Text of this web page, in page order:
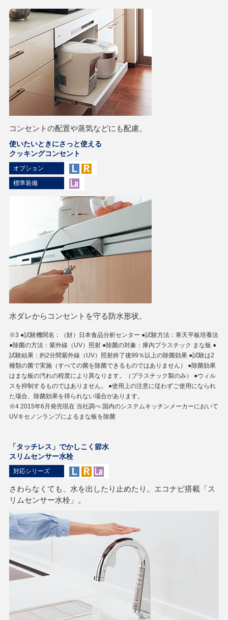
コンセントの配置や蒸気などにも配慮。
使いたいときにさっと使える
クッキングコンセント
オプション
標準装備
水ダレからコンセントを守る防水形状。
※3 ●試験機関名：（財）日本食品分析センター ●試験方法：寒天平板培養法
●除菌の方法：紫外線（UV）照射 ●除菌の対象：庫内プラスチック まな板 ●
試験結果：約2分間紫外線（UV）照射終了後99％以上の除菌効果 ●試験は2
種類の菌で実施（すべての菌を除菌できるものではありません） ●除菌効果
はまな板の汚れの程度により異なります。（プラスチック製のみ） ●ウィル
スを抑制するものではありません。 ●使用上の注意に従わずご使用になられ
た場合、除菌効果を得られない場合があります。
※4 2015年6月発売現在 当社調べ 国内のシステムキッチンメーカーにおいて
UVキセノンランプによるまな板を除菌
「タッチレス」でかしこく節水
スリムセンサー水栓
対応シリーズ
さわらなくても、水を出したり止めたり。エコナビ搭載「ス
リムセンサー水栓」。